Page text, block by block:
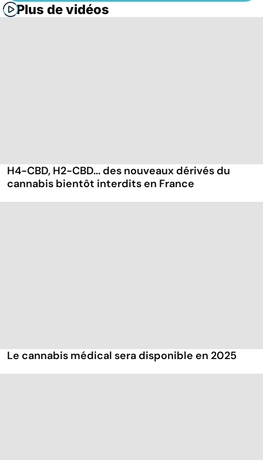
Plus de vidéos
H4-CBD, H2-CBD... des nouveaux dérivés du
cannabis bientôt interdits en France
Le cannabis médical sera disponible en 2025